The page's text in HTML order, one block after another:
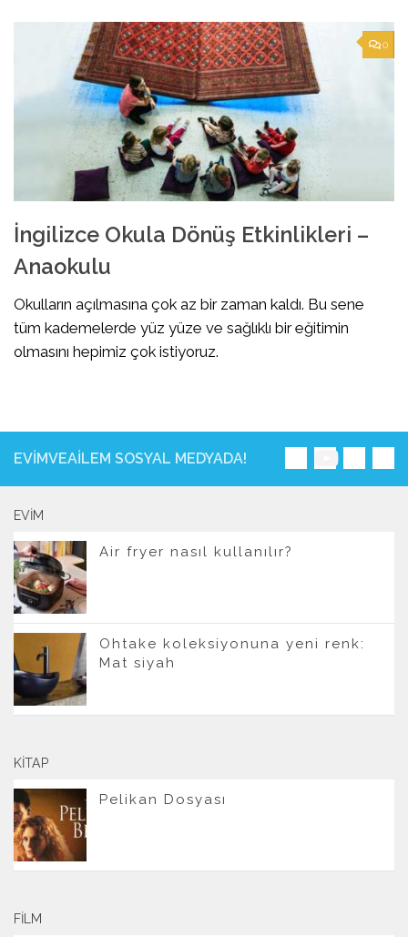
0
İngilizce Okula Dönüş Etkinlikleri –
Anaokulu
Okulların açılmasına çok az bir zaman kaldı. Bu sene
tüm kademelerde yüz yüze ve sağlıklı bir eğitimin
olmasını hepimiz çok istiyoruz.
EVIMVEAILEM SOSYAL MEDYADA!
EVIM
Air fryer nasıl kullanılır?
Ohtake koleksiyonuna yeni renk:
Mat siyah
KITAP
Pelikan Dosyası
FILM